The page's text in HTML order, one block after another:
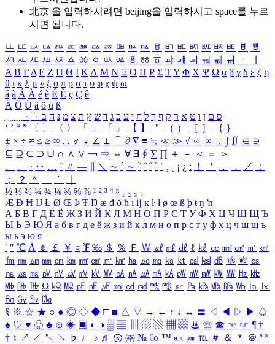
北京 을 입력하시려면 beijing을 입력하시고 space를 누르
시면 됩니다.
ㅥ ㅦ ㅧ ㅨ ㅩ ㅪ ㅫ ㅬ ㅭ ㅮ ㅯ ㅰ ㅱ ㅲ ㅳ ㅴ ㅵ ㅶ ㅷ ㅸ
ㅹ
ㅺ ㅻ ㅼ ㅽ ㅾ ㅿ ㆀ ㆁ ㆂ ㆃ ㆄ ㆅ ㆆ ㆇ ㆈ ㆉ ㆊ ㆋ ㆌ ㆍ
ㆎ
Α Β ΓΔ Ε Ζ Η Θ Ι ΚΛ Μ Ν Ξ Ο Π Ρ Σ ΤΥ Φ Χ Ψ Ω α β γ δ ε ζ η
θ ι κ λ μ ν ξ ο π ρ σ τ υ φ χ ψ ω
á à Á À é è É È ç Ç ê
Ä Ö Ü ä ö ü ß
ִֶֹ ֻּ ׁׂ פ ם ן ו ט א ר ק ף ך ל ח י ע כ ג ד ש ץ ת צ מ נ ה ב
‘ ’ “ ” 〔 〕 〈 〉 「 」 『 』 【 】 ＂ （ ） ［ ］ ｛ ｝
± × ÷ ≠ ≤ ≥ ∞ ∴ ♂ ♀ ∠ ⊥ ⌒ ∂ ∇ ≡ ≒ ≪ ≫ √ ∽ ∝ ∵ ∫ ∬ ∈ ∋
⊆ ⊇ ⊂ ⊃ ∪ ∩ ∧ ∨ ￢ ⇒ ⇔ ∀ ∃ ∮ ∑ ∏ ＋ － ＜ ＝
＞
、
。 · ‥ … ¨ 〃 ― ＼ ∼ ´ ～ ˇ ˘ ˝ ˚ ˙ ¸ ¡ ¿ ː ！ ＇ ， ． ／
：
；
？ ＾ ｀
½ ⅓ ⅔ ¼ ¾ ⅛ ⅜ ⅝ ⅞ ¹ ² ³ ⁴ ⁿ ₁ ₂ ₃ ₄
Æ Ð Ħ Ĳ Ł Ø Œ Þ Ŧ Ŋ æ đ ð ħ ı ĳ ĸ ŀ ł ø œ ß þ ŧ ŋ ŉ
А Б В Г Д Е Ё Ж З И Й К Л М Н О П Р С Т У Ф Х Ц Ч Ш Щ Ъ
Ы Ь Э Ю Я а б в г д е ё ж з и й к л м н о п р с т у ф х ц ч ш щ ъ
ы ь э ю я
′ ″ ℃ Å ￠ ￡ ￥ ¤ ℉ ‰ ＄ ％ Ｆ ￦ ㎕ ㎖ ㎗ ℓ ㎘ ㏄ ㎣ ㎤ ㎥ ㎦
㎙ ㎚ ㎛ ㎜ ㎝ ㎞ ㎟ ㎠ ㎡ ㎢ ㏊ ㎍ ㎎ ㎏ ㏏ ㎈ ㎉ ㏈ ㎧ ㎨ ㎰
㎱ ㎲ ㎳ ㎴ ㎵ ㎶ ㎷ ㎸ ㎹ ㎀ ㎁ ㎂ ㎃ ㎄ ㎺ ㎻ ㎽ ㎾ ㎿ ㎐ ㎑
㎒ ㎓ ㎔ Ω ㏀ ㏁ ㎊ ㎋ ㎌ ㏖ ㏅ ㎭ ㎮ ㎯ ㏛ ㎩ ㎪ ㎫ ㎬ ㏝ ㏐
㏓
㏃ ㏉ ㏜ ㏆
§ ※ ☆ ★ ○ ● ◎ ◇ ◆ □ ■ △ ▽ → ← ↑ ↓ ↔ 〓 ◁ ◀ ▷ ▶ ♤
♠ ♡ ♥ ♧ ♣ ⊙ ◈ ▣ ◐ ◑ ▒ ▤ ▨ ▧ ▦ ▩ ♨ ☏ ☎ ☜ ☞ ¶ †
‡ ↕ ↗ ↙ ↖ ↘ ♭ ♩ ♪ ♬ ㉿ ㈜ № ㏇ ™ ㏂ ㏘ ℡ ＃ ＆ ＊ ＠ ª º